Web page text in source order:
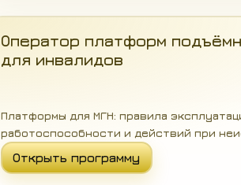
Оператор платформ
для инвалидов
Платформы для МГН: правила
работоспособности и действий при
Открыть программу